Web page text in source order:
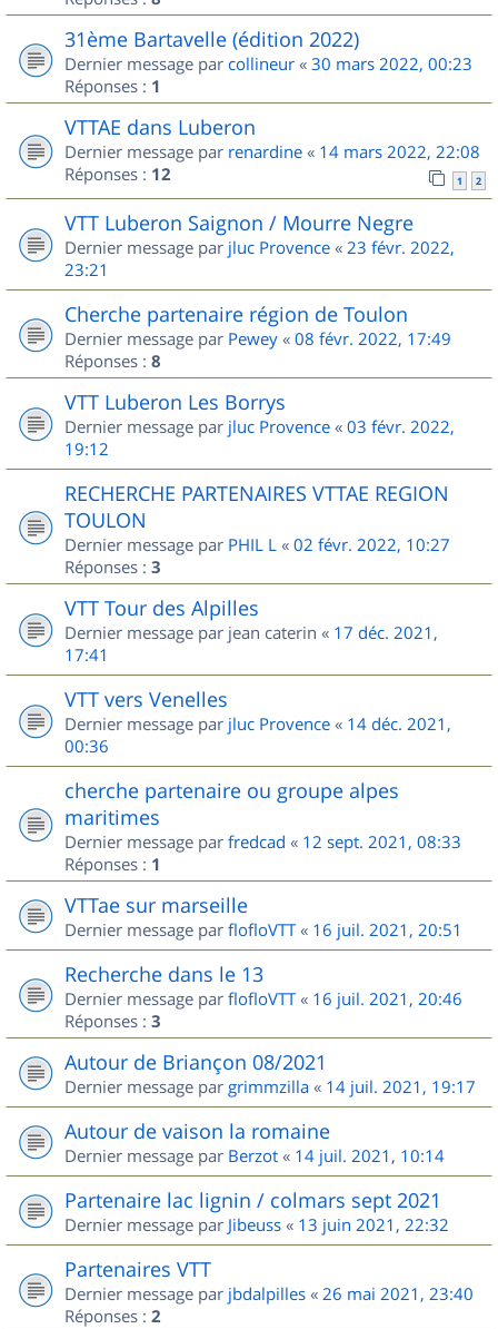
31ème Bartavelle (édition 2022)
Dernier message par collineur « 30 mars 2022, 00:23
Réponses : 1
VTTAE dans Luberon
Dernier message par renardine « 14 mars 2022, 22:08
Réponses : 12 1 2
VTT Luberon Saignon / Mourre Negre
Dernier message par jluc Provence « 23 févr. 2022,
23:21
Cherche partenaire région de Toulon
Dernier message par Pewey « 08 févr. 2022, 17:49
Réponses : 8
VTT Luberon Les Borrys
Dernier message par jluc Provence « 03 févr. 2022,
19:12
RECHERCHE PARTENAIRES VTTAE REGION
TOULON
Dernier message par PHIL L « 02 févr. 2022, 10:27
Réponses : 3
VTT Tour des Alpilles
Dernier message par jean caterin « 17 déc. 2021,
17:41
VTT vers Venelles
Dernier message par jluc Provence « 14 déc. 2021,
00:36
cherche partenaire ou groupe alpes
maritimes
Dernier message par fredcad « 12 sept. 2021, 08:33
Réponses : 1
VTTae sur marseille
Dernier message par flofloVTT« 16 juil. 2021, 20:51
Recherche dans le 13
Dernier message par flofloVTT« 16 juil. 2021, 20:46
Réponses : 3
Autour de Briançon 08/2021
Dernier message par grimmzilla « 14 juil. 2021, 19:17
Autour de vaison la romaine
Dernier message par Berzot « 14 juil. 2021, 10:14
Partenaire lac lignin / colmars sept 2021
Dernier message par Jibeuss « 13 juin 2021, 22:32
Partenaires VTT
Dernier message par jbdalpilles « 26 mai 2021, 23:40
Réponses : 2